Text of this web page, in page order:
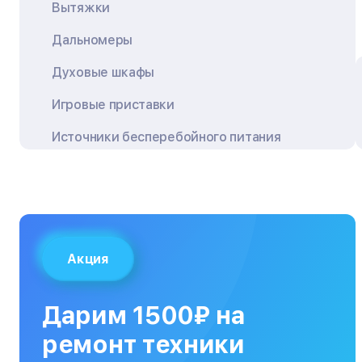
Вытяжки
Дальномеры
Духовые шкафы
Игровые приставки
Источники бесперебойного питания
Кофемашины
Кухонные плиты
МФУ
Акция
Дарим 1500₽ на
ремонт техники